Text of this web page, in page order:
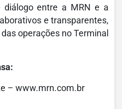
diálogo entre a MRN e a
e transparentes,
operações no Terminal
– www.mrn.com.br